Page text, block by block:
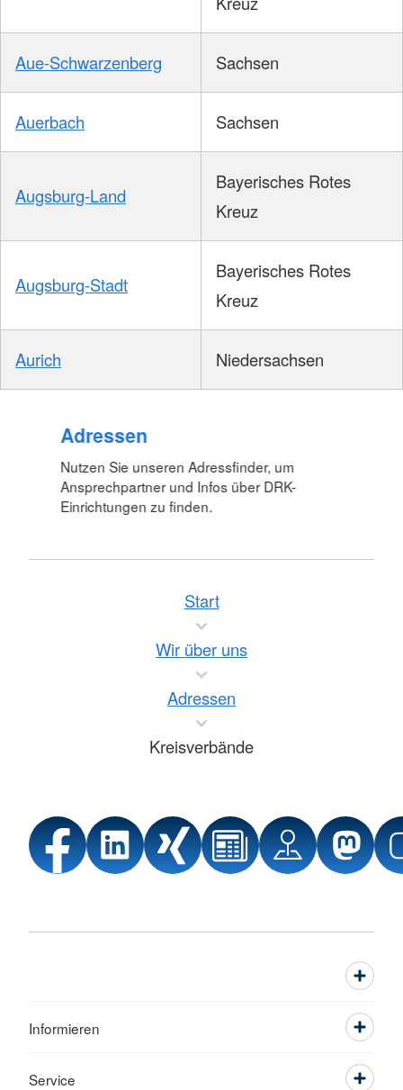
Aue-Schwarzenberg Sachsen
Auerbach Sachsen
Augsburg-Land
Bayerisches Rotes
Kreuz
Augsburg-Stadt
Bayerisches Rotes
Kreuz
Aurich Niedersachsen
Adressen
Nutzen Sie unseren Adressfinder, um
Ansprechpartner und Infos über DRK-
Einrichtungen zu finden.
Start
Wir über uns
Adressen
Kreisverbände
Informieren
Service